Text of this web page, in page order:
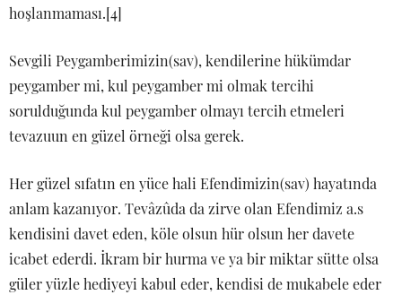
hoşlanmaması.[4]
Sevgili Peygamberimizin(sav), kendilerine hükümdar
peygamber mi, kul peygamber mi olmak tercihi
sorulduğunda kul peygamber olmayı tercih etmeleri
tevazuun en güzel örneği olsa gerek.
Her güzel sıfatın en yüce hali Efendimizin(sav) hayatında
anlam kazanıyor. Tevâzûda da zirve olan Efendimiz a.s
kendisini davet eden, köle olsun hür olsun her davete
icabet ederdi. İkram bir hurma ve ya bir miktar sütte olsa
güler yüzle hediyeyi kabul eder, kendisi de mukabele eder